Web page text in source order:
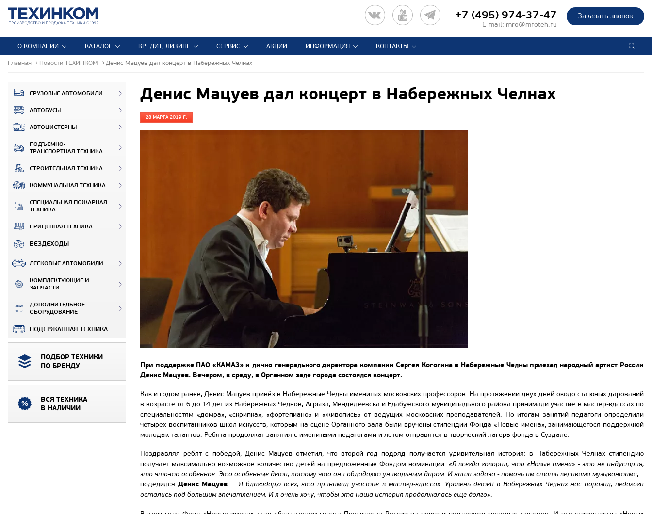
Заказать звонок
+7 (495) 974-37-47
E-mail: mro@mroteh.ru
О КОМПАНИИ КАТАЛОГ КРЕДИТ, ЛИЗИНГ СЕРВИС АКЦИИ ИНФОРМАЦИЯ КОНТАКТЫ
Главная Новости ТЕХИНКОМ Денис Мацуев дал концерт в Набережных Челнах
ГРУЗОВЫЕ АВТОМОБИЛИ
АВТОБУСЫ
АВТОЦИСТЕРНЫ
ПОДЪЕМНО-
ТРАНСПОРТНАЯ ТЕХНИКА
СТРОИТЕЛЬНАЯ ТЕХНИКА
КОММУНАЛЬНАЯ ТЕХНИКА
СПЕЦИАЛЬНАЯ ПОЖАРНАЯ
ТЕХНИКА
ПРИЦЕПНАЯ ТЕХНИКА
ВЕЗДЕХОДЫ
ЛЕГКОВЫЕ АВТОМОБИЛИ
КОМПЛЕКТУЮЩИЕ И
ЗАПЧАСТИ
ДОПОЛНИТЕЛЬНОЕ
ОБОРУДОВАНИЕ
ПОДЕРЖАННАЯ ТЕХНИКА
ПОДБОР ТЕХНИКИ
ПО БРЕНДУ
ВСЯ ТЕХНИКА
В НАЛИЧИИ
Денис Мацуев дал концерт в Набережных Челнах
28 МАРТА 2019 Г.
При поддержке ПАО «КАМАЗ» и лично генерального директора компании Сергея Когогина в Набережные Челны приехал народный артист России
Денис Мацуев. Вечером, в среду, в Органном зале города состоялся концерт.
Как и годом ранее, Денис Мацуев привёз в Набережные Челны именитых московских профессоров. На протяжении двух дней около ста юных дарований
в возрасте от 6 до 14 лет из Набережных Челнов, Агрыза, Менделеевска и Елабужского муниципального района принимали участие в мастер-классах по
специальностям «домра», «скрипка», «фортепиано» и «живопись» от ведущих московских преподавателей. По итогам занятий педагоги определили
четырёх воспитанников школ искусств, которым на сцене Органного зала были вручены стипендии Фонда «Новые имена», занимающегося поддержкой
молодых талантов. Ребята продолжат занятия с именитыми педагогами и летом отправятся в творческий лагерь фонда в Суздале.
Поздравляя ребят с победой, Денис Мацуев отметил, что второй год подряд получается удивительная история: в Набережных Челнах стипендию
получает максимально возможное количество детей на предложенные Фондом номинации. «Я всегда говорил, что «Новые имена» - это не индустрия,
это что-то особенное. Это особенные дети, потому что они обладают уникальным даром. И наша задача - помочь им стать великими музыкантами, –
поделилсяДенис Мацуев. –Я благодарю всех, кто принимал участие в мастер-классах. Уровень детей в Набережных Челнах нас поразил, педагоги
остались под большим впечатлением. И я очень хочу, чтобы эта наша история продолжалась ещё долго».